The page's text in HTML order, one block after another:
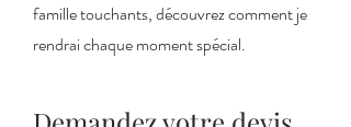
famille touchants, découvrez comment je
rendrai chaque moment spécial.